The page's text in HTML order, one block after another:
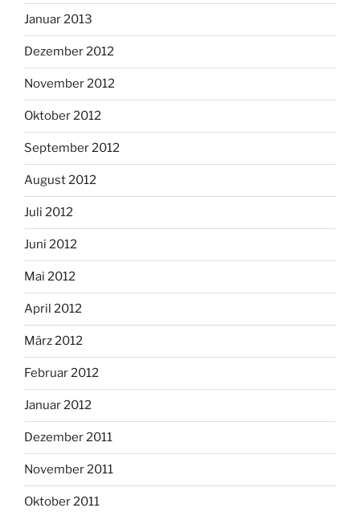
Januar 2013
Dezember 2012
November 2012
Oktober 2012
September 2012
August 2012
Juli 2012
Juni 2012
Mai 2012
April 2012
März 2012
Februar 2012
Januar 2012
Dezember 2011
November 2011
Oktober 2011